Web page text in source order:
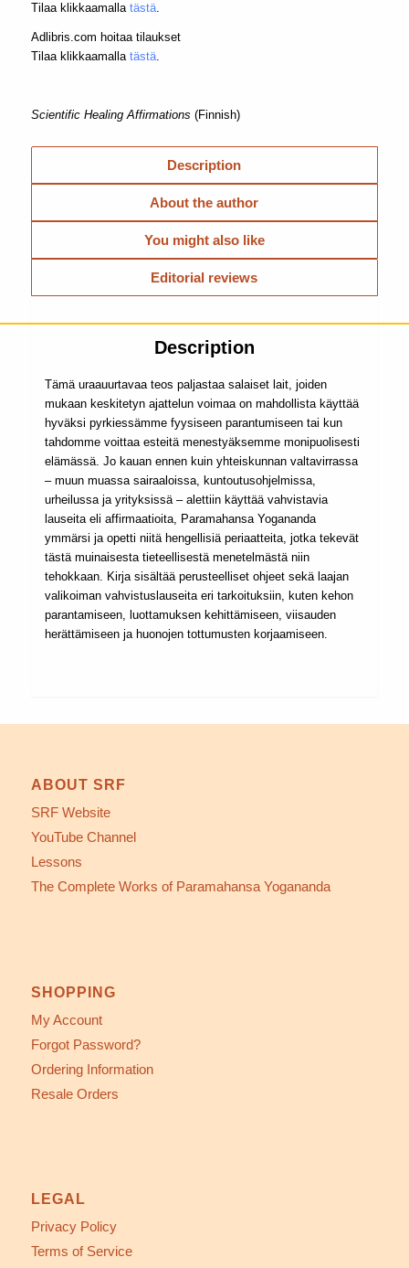
Tilaa klikkaamalla tästä.
Adlibris.com hoitaa tilaukset
Tilaa klikkaamalla tästä.
Scientific Healing Affirmations (Finnish)
Description
About the author
You might also like
Editorial reviews
Description
Tämä uraauurtavaa teos paljastaa salaiset lait, joiden
mukaan keskitetyn ajattelun voimaa on mahdollista käyttää
hyväksi pyrkiessämme fyysiseen parantumiseen tai kun
tahdomme voittaa esteitä menestyäksemme monipuolisesti
elämässä. Jo kauan ennen kuin yhteiskunnan valtavirrassa
– muun muassa sairaaloissa, kuntoutusohjelmissa,
urheilussa ja yrityksissä – alettiin käyttää vahvistavia
lauseita eli affirmaatioita, Paramahansa Yogananda
ymmärsi ja opetti niitä hengellisiä periaatteita, jotka tekevät
tästä muinaisesta tieteellisestä menetelmästä niin
tehokkaan. Kirja sisältää perusteelliset ohjeet sekä laajan
valikoiman vahvistuslauseita eri tarkoituksiin, kuten kehon
parantamiseen, luottamuksen kehittämiseen, viisauden
herättämiseen ja huonojen tottumusten korjaamiseen.
ABOUT SRF
SRF Website
YouTube Channel
Lessons
The Complete Works of Paramahansa Yogananda
SHOPPING
My Account
Forgot Password?
Ordering Information
Resale Orders
LEGAL
Privacy Policy
Terms of Service